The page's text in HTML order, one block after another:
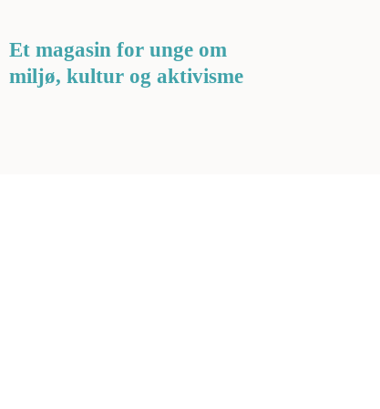
Et magasin for unge om
miljø, kultur og aktivisme